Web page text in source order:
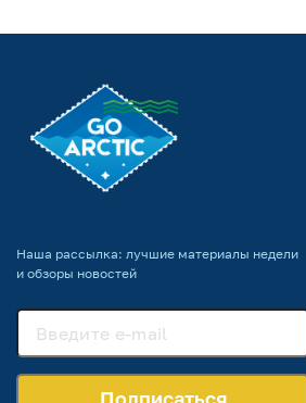
Наша рассылка: лучшие материалы недели
и обзоры новостей